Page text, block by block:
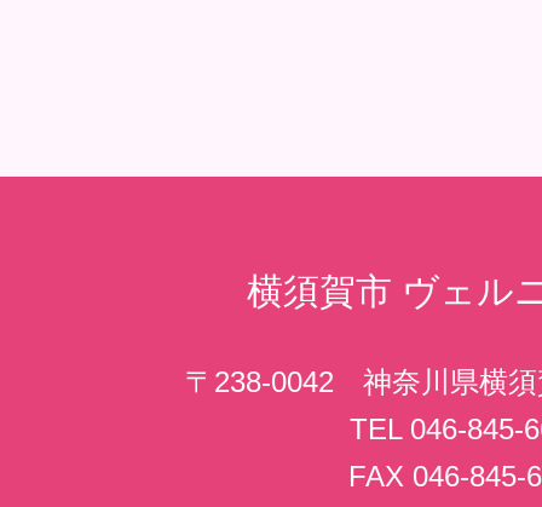
横須賀市 ヴェル
〒238-0042 神奈川県横須
TEL 046-845-
FAX 046-845-